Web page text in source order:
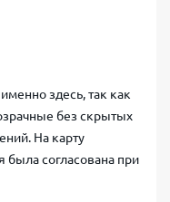
здесь, так как
без скрытых
На карту
была согласована при